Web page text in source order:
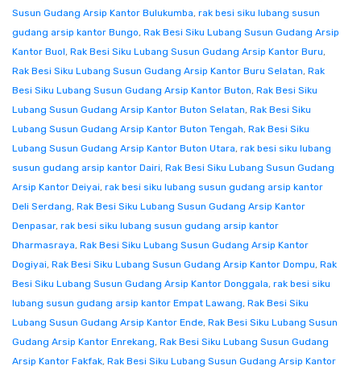
Susun Gudang Arsip Kantor Bulukumba, rak besi siku lubang susun
gudang arsip kantor Bungo, Rak Besi Siku Lubang Susun Gudang Arsip
Kantor Buol, Rak Besi Siku Lubang Susun Gudang Arsip Kantor Buru,
Rak Besi Siku Lubang Susun Gudang Arsip Kantor Buru Selatan, Rak
Besi Siku Lubang Susun Gudang Arsip Kantor Buton, Rak Besi Siku
Lubang Susun Gudang Arsip Kantor Buton Selatan, Rak Besi Siku
Lubang Susun Gudang Arsip Kantor Buton Tengah, Rak Besi Siku
Lubang Susun Gudang Arsip Kantor Buton Utara, rak besi siku lubang
susun gudang arsip kantor Dairi, Rak Besi Siku Lubang Susun Gudang
Arsip Kantor Deiyai, rak besi siku lubang susun gudang arsip kantor
Deli Serdang, Rak Besi Siku Lubang Susun Gudang Arsip Kantor
Denpasar, rak besi siku lubang susun gudang arsip kantor
Dharmasraya, Rak Besi Siku Lubang Susun Gudang Arsip Kantor
Dogiyai, Rak Besi Siku Lubang Susun Gudang Arsip Kantor Dompu, Rak
Besi Siku Lubang Susun Gudang Arsip Kantor Donggala, rak besi siku
lubang susun gudang arsip kantor Empat Lawang, Rak Besi Siku
Lubang Susun Gudang Arsip Kantor Ende, Rak Besi Siku Lubang Susun
Gudang Arsip Kantor Enrekang, Rak Besi Siku Lubang Susun Gudang
Arsip Kantor Fakfak, Rak Besi Siku Lubang Susun Gudang Arsip Kantor